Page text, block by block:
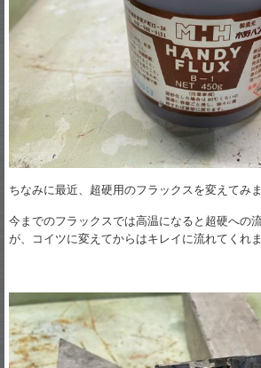
ちなみに最近、超硬用のフラックスを変えてみま
今までのフラックスでは高温になると超硬への
が、コイツに変えてからはキレイに流れてくれ